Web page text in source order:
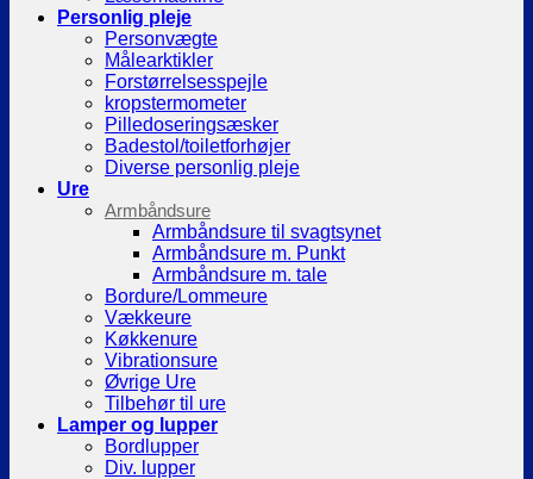
Personlig pleje
Personvægte
Målearktikler
Forstørrelsesspejle
kropstermometer
Pilledoseringsæsker
Badestol/toiletforhøjer
Diverse personlig pleje
Ure
Armbåndsure
Armbåndsure til svagtsynet
Armbåndsure m. Punkt
Armbåndsure m. tale
Bordure/Lommeure
Vækkeure
Køkkenure
Vibrationsure
Øvrige Ure
Tilbehør til ure
Lamper og lupper
Bordlupper
Div. lupper